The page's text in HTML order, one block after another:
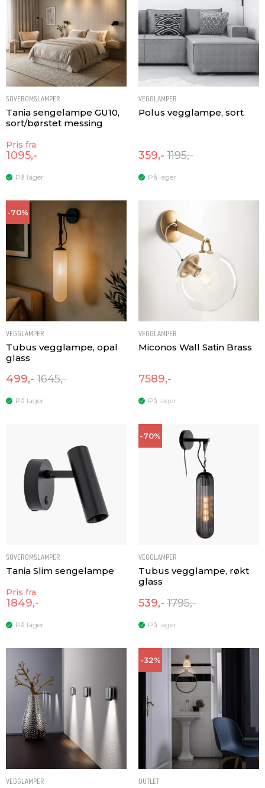
SOVEROMSLAMPER
Tania sengelampe GU10,
sort/børstet messing
Pris fra
1095,-
På lager
VEGGLAMPER
Polus vegglampe, sort
359,- 1195,-
På lager
-70%
VEGGLAMPER
Tubus vegglampe, opal
glass
499,- 1645,-
På lager
VEGGLAMPER
Miconos Wall Satin Brass
7589,-
På lager
SOVEROMSLAMPER
Tania Slim sengelampe
Pris fra
1849,-
På lager
-70%
VEGGLAMPER
Tubus vegglampe, røkt
glass
539,- 1795,-
På lager
VEGGLAMPER
-32%
OUTLET